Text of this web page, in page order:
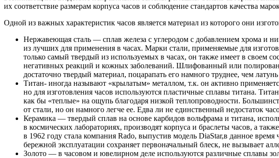
их соответствие размерам корпуса часов и соблюдение стандартов качества
Одной из важных характеристик часов является материал из которого они
Нержавеющая сталь — сплав железа с углеродом с добавлением хрома и
из лучших для применения в часах. Марки стали, применяемые для
только самый твердый из используемых в часах, он также имеет в своем
негативных реакций и кожных заболеваний. Шлифованный или
достаточно твердый материал, поцарапать его намного труднее, чем
Титан- иногда называют «крылатым» металлом, т.к. он активно
но для изготовления часов используются пластичные сплавы титана.
как бы «теплые» на ощупь благодаря низкой теплопроводности.
от стали, но он намного легче ее. Едва ли не единственный недостаток
Керамика — твердый сплав на основе карбидов вольфрама и титана,
в космических лабораториях, производят корпуса и браслеты часов, а
в 1962 году стала компания Rado, выпустив модель DiaStar,в данное
бережной эксплуатации сохраняет первоначальный блеск, не вызывает
Золото — в часовом и ювелирном деле используются различные сплавы